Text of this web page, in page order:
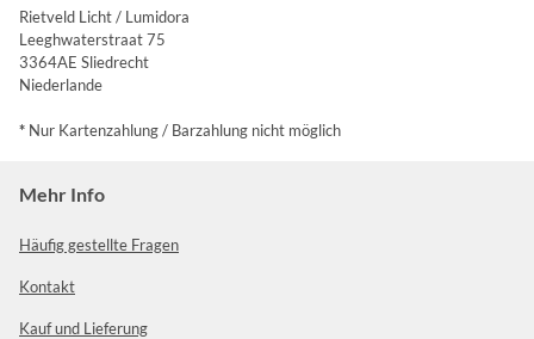
Rietveld Licht / Lumidora
Leeghwaterstraat 75
3364AE Sliedrecht
Niederlande
* Nur Kartenzahlung / Barzahlung nicht möglich
Mehr Info
Häufig gestellte Fragen
Kontakt
Kauf und Lieferung